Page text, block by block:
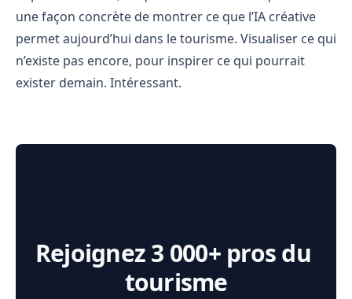
une façon concrète de montrer ce que l’IA créative
permet aujourd’hui dans le tourisme. Visualiser ce qui
n’existe pas encore, pour inspirer ce qui pourrait
exister demain. Intéressant.
Rejoignez 3 000+ pros du
tourisme